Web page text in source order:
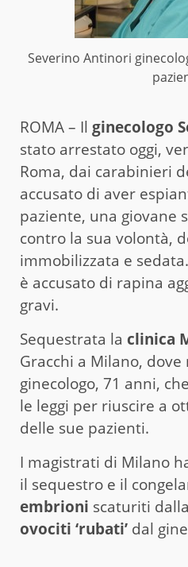
Severino Antinori
ROMA – Il ginecologo
stato arrestato oggi,
Roma, dai carabinieri
accusato di aver
paziente, una giovane
contro la sua volontà,
immobilizzata e
è accusato di rapina
gravi.
Sequestrata la clinica
Gracchi a Milano, dove
ginecologo, 71 anni,
le leggi per riuscire a
delle sue pazienti.
I magistrati di Milano
il sequestro e il
embrioni scaturiti
ovociti ‘rubati’ dal